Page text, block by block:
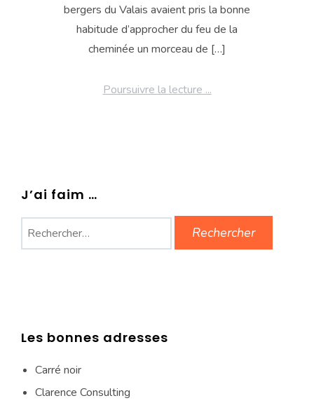
bergers du Valais avaient pris la bonne
habitude d’approcher du feu de la
cheminée un morceau de […]
Poursuivre la lecture ...
J’ai faim …
Les bonnes adresses
Carré noir
Clarence Consulting